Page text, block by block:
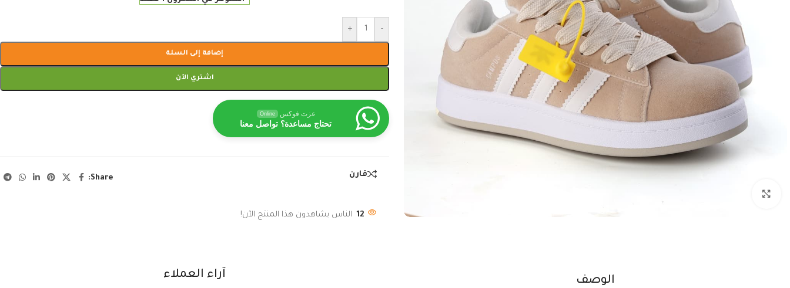
-
+
إضافة إلى السلة
اشتري الآن
عزت فوكس Online
تحتاج مساعدة؟ تواصل معنا
قارن Share:
12 الناس يشاهدون هذا المنتج الآن!
الوصف آراء العملاء